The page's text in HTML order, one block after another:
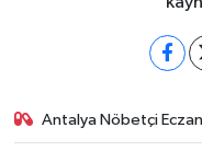
Antalya Nöbetçi